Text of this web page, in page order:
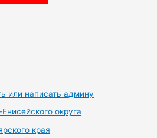
или написать админу
округа
края